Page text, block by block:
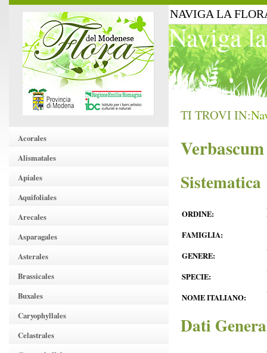
Acorales
Alismatales
Apiales
Aquifoliales
Arecales
Asparagales
Asterales
Brassicales
Buxales
Caryophyllales
Celastrales
NAVIGA LA
Naviga
TI TROVI IN:
Sistematica
ORDINE:
FAMIGLIA:
GENERE:
SPECIE:
NOME ITALIANO:
Dati